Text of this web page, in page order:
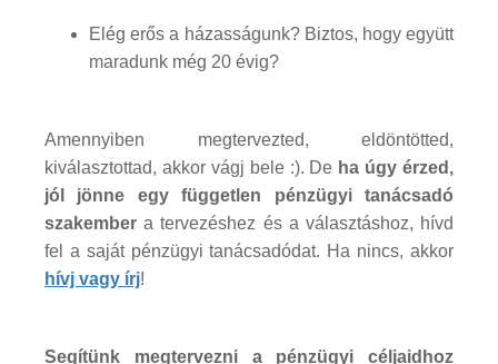
Elég erős a házasságunk? Biztos, hogy együtt
maradunk még 20 évig?
Amennyiben megtervezted, eldöntötted,
kiválasztottad, akkor vágj bele :). De ha úgy érzed,
jól jönne egy független pénzügyi tanácsadó
szakember a tervezéshez és a választáshoz, hívd
fel a saját pénzügyi tanácsadódat. Ha nincs, akkor
hívj vagy írj!
Segítünk megtervezni a pénzügyi céljaidhoz